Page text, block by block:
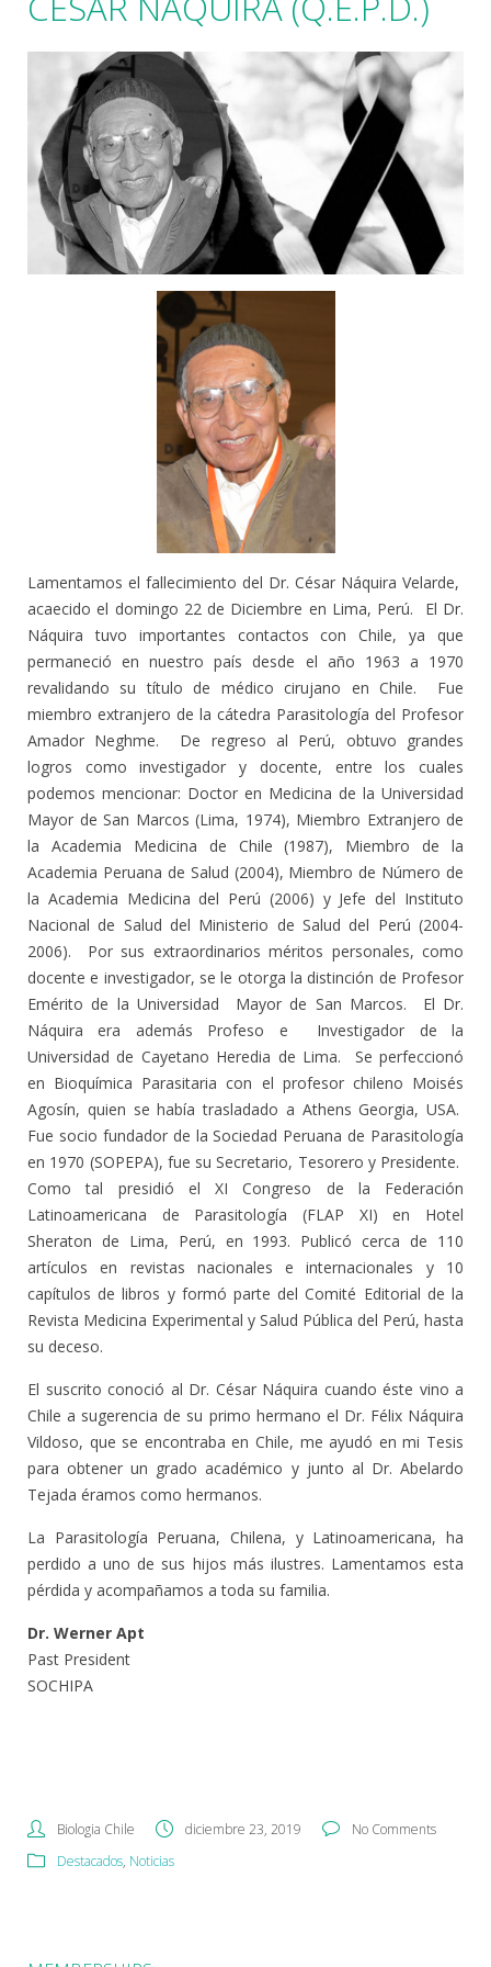
Lamentamos el fallecimiento del Dr. César Náquira Velarde,
acaecido el domingo 22 de Diciembre en Lima, Perú. El Dr.
Náquira tuvo importantes contactos con Chile, ya que
permaneció en nuestro país desde el año 1963 a 1970
revalidando su título de médico cirujano en Chile. Fue
miembro extranjero de la cátedra Parasitología del Profesor
Amador Neghme. De regreso al Perú, obtuvo grandes
logros como investigador y docente, entre los cuales
podemos mencionar: Doctor en Medicina de la Universidad
Mayor de San Marcos (Lima, 1974), Miembro Extranjero de
la Academia Medicina de Chile (1987), Miembro de la
Academia Peruana de Salud (2004), Miembro de Número de
la Academia Medicina del Perú (2006) y Jefe del Instituto
Nacional de Salud del Ministerio de Salud del Perú (2004-
2006). Por sus extraordinarios méritos personales, como
docente e investigador, se le otorga la distinción de Profesor
Emérito de la Universidad Mayor de San Marcos. El Dr.
Náquira era además Profeso e Investigador de la
Universidad de Cayetano Heredia de Lima. Se perfeccionó
en Bioquímica Parasitaria con el profesor chileno Moisés
Agosín, quien se había trasladado a Athens Georgia, USA.
Fue socio fundador de la Sociedad Peruana de Parasitología
en 1970 (SOPEPA), fue su Secretario, Tesorero y Presidente.
Como tal presidió el XI Congreso de la Federación
Latinoamericana de Parasitología (FLAP XI) en Hotel
Sheraton de Lima, Perú, en 1993. Publicó cerca de 110
artículos en revistas nacionales e internacionales y 10
capítulos de libros y formó parte del Comité Editorial de la
Revista Medicina Experimental y Salud Pública del Perú, hasta
su deceso.
El suscrito conoció al Dr. César Náquira cuando éste vino a
Chile a sugerencia de su primo hermano el Dr. Félix Náquira
Vildoso, que se encontraba en Chile, me ayudó en mi Tesis
para obtener un grado académico y junto al Dr. Abelardo
Tejada éramos como hermanos.
La Parasitología Peruana, Chilena, y Latinoamericana, ha
perdido a uno de sus hijos más ilustres. Lamentamos esta
pérdida y acompañamos a toda su familia.
Dr. Werner Apt
Past President
SOCHIPA
Biologia Chile diciembre 23, 2019
No Comments
Destacados, Noticias